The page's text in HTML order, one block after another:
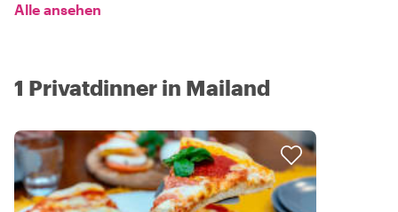
Alle ansehen
1 Privatdinner in Mailand